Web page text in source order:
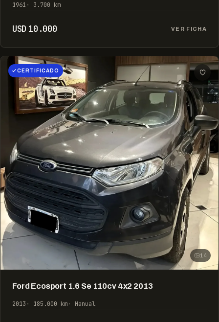
1961 3.700 km
USD 10.000 VER FICHA
CERTIFICADO
14
Ford Ecosport 1.6 Se 110cv 4x2 2013
2013 185.000 km Manual